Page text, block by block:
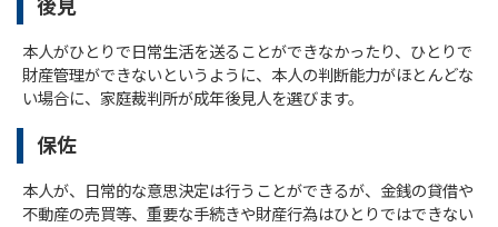
後見
本人がひとりで日常生活を送ることができなかったり、ひとりで
財産管理ができないというように、本人の判断能力がほとんどな
い場合に、家庭裁判所が成年後見人を選びます。
保佐
本人が、日常的な意思決定は行うことができるが、金銭の貸借や
不動産の売買等、重要な手続きや財産行為はひとりではできない